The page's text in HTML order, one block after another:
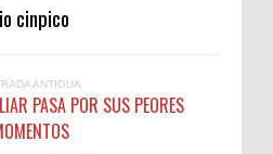
cinpico
ANTIGUA
PASA POR SUS PEORES